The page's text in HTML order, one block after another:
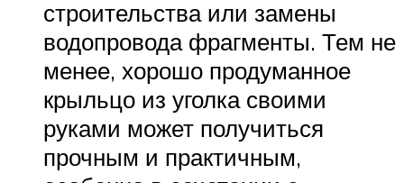
строительства или замены
водопровода фрагменты. Тем не
менее, хорошо продуманное
крыльцо из уголка своими
руками может получиться
прочным и практичным,